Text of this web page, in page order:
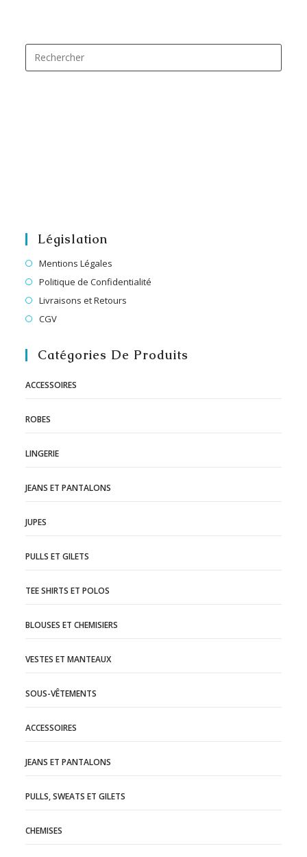
Législation
Mentions Légales
Politique de Confidentialité
Livraisons et Retours
CGV
Catégories De Produits
ACCESSOIRES
ROBES
LINGERIE
JEANS ET PANTALONS
JUPES
PULLS ET GILETS
TEE SHIRTS ET POLOS
BLOUSES ET CHEMISIERS
VESTES ET MANTEAUX
SOUS-VÊTEMENTS
ACCESSOIRES
JEANS ET PANTALONS
PULLS, SWEATS ET GILETS
CHEMISES